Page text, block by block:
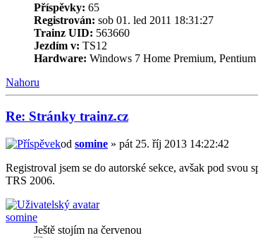
Příspěvky: 65
Registrován: sob 01. led 2011 18:31:27
Trainz UID: 563660
Jezdím v: TS12
Hardware: Windows 7 Home Premium,
Nahoru
Re: Stránky trainz.cz
od somine » pát 25. říj 2013 14:22:42
Registroval jsem se do autorské sekce, avšak pod
TRS 2006.
somine
Ještě stojím na červenou